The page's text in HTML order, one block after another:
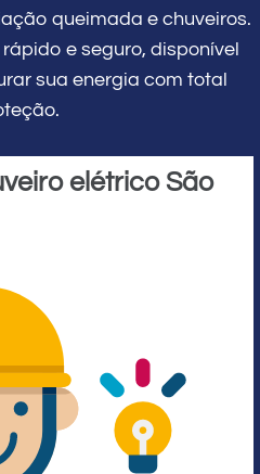
queimada e chuveiros.
e seguro, disponível
sua energia com total
elétrico São